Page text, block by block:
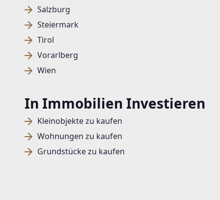
Salzburg
Steiermark
Tirol
Vorarlberg
Wien
In Immobilien Investieren
Kleinobjekte zu kaufen
Wohnungen zu kaufen
Grundstücke zu kaufen